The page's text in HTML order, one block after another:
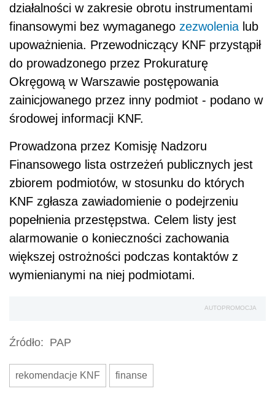
działalności w zakresie obrotu instrumentami
finansowymi bez wymaganego zezwolenia lub
upoważnienia. Przewodniczący KNF przystąpił
do prowadzonego przez Prokuraturę
Okręgową w Warszawie postępowania
zainicjowanego przez inny podmiot - podano w
środowej informacji KNF.
Prowadzona przez Komisję Nadzoru
Finansowego lista ostrzeżeń publicznych jest
zbiorem podmiotów, w stosunku do których
KNF zgłasza zawiadomienie o podejrzeniu
popełnienia przestępstwa. Celem listy jest
alarmowanie o konieczności zachowania
większej ostrożności podczas kontaktów z
wymienianymi na niej podmiotami.
AUTOPROMOCJA
Źródło: PAP
rekomendacje KNF finanse